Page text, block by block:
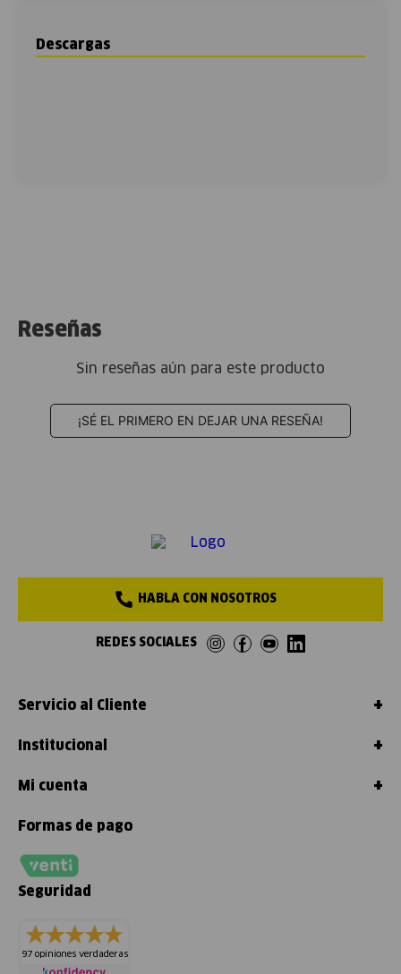
Descargas
Reseñas
Sin reseñas aún para este producto
¡SÉ EL PRIMERO EN DEJAR UNA RESEÑA!
HABLA CON NOSOTROS
REDES SOCIALES
Servicio al Cliente +
Institucional +
Mi cuenta +
Formas de pago
Seguridad
97 opiniones verdaderas